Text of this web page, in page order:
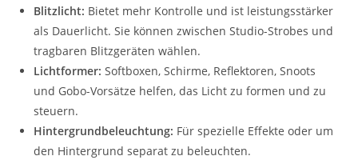
Blitzlicht: Bietet mehr Kontrolle und ist leistungsstärker
als Dauerlicht. Sie können zwischen Studio-Strobes und
tragbaren Blitzgeräten wählen.
Lichtformer: Softboxen, Schirme, Reflektoren, Snoots
und Gobo-Vorsätze helfen, das Licht zu formen und zu
steuern.
Hintergrundbeleuchtung: Für spezielle Effekte oder um
den Hintergrund separat zu beleuchten.